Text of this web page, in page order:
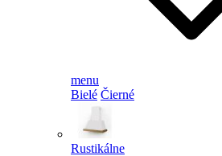
menu
Bielé Čierné
Rustikálne